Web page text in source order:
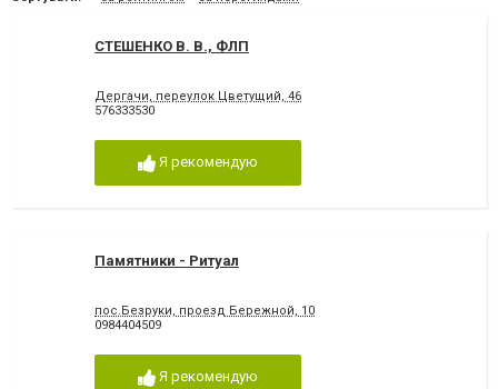
СТЕШЕНКО В. В., ФЛП
Дергачи, переулок Цветущий, 46
576333530
Я рекомендую
Памятники - Ритуал
пос.Безруки, проезд Бережной, 10
0984404509
Я рекомендую